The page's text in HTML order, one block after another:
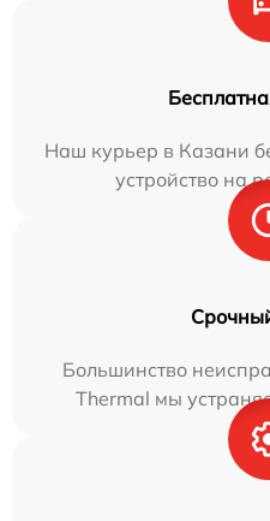
Наш курьер в Казани
устройство на
Большинство
Thermal мы